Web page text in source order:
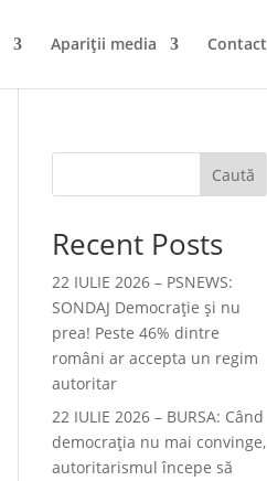
Apariții media Contact
Caută
Recent Posts
22 IULIE 2026 – PSNEWS:
SONDAJ Democrație și nu
prea! Peste 46% dintre
români ar accepta un regim
autoritar
22 IULIE 2026 – BURSA: Când
democraţia nu mai convinge,
autoritarismul începe să